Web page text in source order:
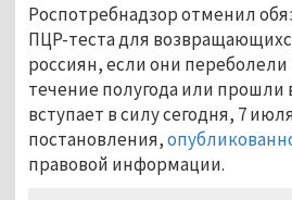
Роспотребнадзор отменил
ПЦР-теста для
россиян, если они
течение полугода или прошли
вступает в силу сегодня, 7
постановления,
правовой информации.